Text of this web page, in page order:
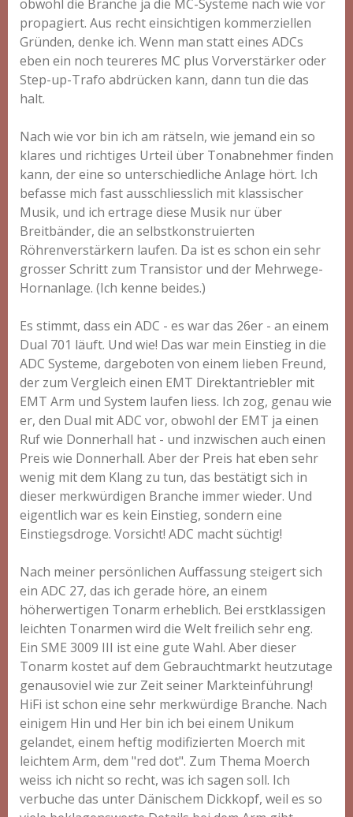
obwohl die Branche ja die MC-Systeme nach wie vor
propagiert. Aus recht einsichtigen kommerziellen
Gründen, denke ich. Wenn man statt eines ADCs
eben ein noch teureres MC plus Vorverstärker oder
Step-up-Trafo abdrücken kann, dann tun die das
halt.
Nach wie vor bin ich am rätseln, wie jemand ein so
klares und richtiges Urteil über Tonabnehmer finden
kann, der eine so unterschiedliche Anlage hört. Ich
befasse mich fast ausschliesslich mit klassischer
Musik, und ich ertrage diese Musik nur über
Breitbänder, die an selbstkonstruierten
Röhrenverstärkern laufen. Da ist es schon ein sehr
grosser Schritt zum Transistor und der Mehrwege-
Hornanlage. (Ich kenne beides.)
Es stimmt, dass ein ADC - es war das 26er - an einem
Dual 701 läuft. Und wie! Das war mein Einstieg in die
ADC Systeme, dargeboten von einem lieben Freund,
der zum Vergleich einen EMT Direktantriebler mit
EMT Arm und System laufen liess. Ich zog, genau wie
er, den Dual mit ADC vor, obwohl der EMT ja einen
Ruf wie Donnerhall hat - und inzwischen auch einen
Preis wie Donnerhall. Aber der Preis hat eben sehr
wenig mit dem Klang zu tun, das bestätigt sich in
dieser merkwürdigen Branche immer wieder. Und
eigentlich war es kein Einstieg, sondern eine
Einstiegsdroge. Vorsicht! ADC macht süchtig!
Nach meiner persönlichen Auffassung steigert sich
ein ADC 27, das ich gerade höre, an einem
höherwertigen Tonarm erheblich. Bei erstklassigen
leichten Tonarmen wird die Welt freilich sehr eng.
Ein SME 3009 III ist eine gute Wahl. Aber dieser
Tonarm kostet auf dem Gebrauchtmarkt heutzutage
genausoviel wie zur Zeit seiner Markteinführung!
HiFi ist schon eine sehr merkwürdige Branche. Nach
einigem Hin und Her bin ich bei einem Unikum
gelandet, einem heftig modifizierten Moerch mit
leichtem Arm, dem "red dot". Zum Thema Moerch
weiss ich nicht so recht, was ich sagen soll. Ich
verbuche das unter Dänischem Dickkopf, weil es so